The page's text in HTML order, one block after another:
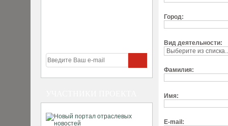
Город:
Вид деятельности:
Фамилия:
Имя:
E-mail: